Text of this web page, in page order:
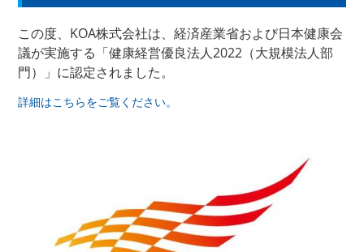
この度、KOA株式会社は、経済産業省および日本健康会
議が実施する「健康経営優良法人2022（大規模法人部
門）」に認定されました。
詳細はこちらをご覧ください。